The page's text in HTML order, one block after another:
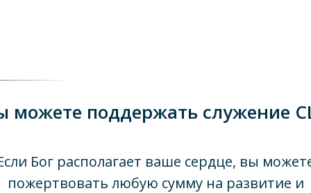
можете поддержать служение
Бог располагает ваше сердце, вы
пожертвовать любую сумму на развитие и